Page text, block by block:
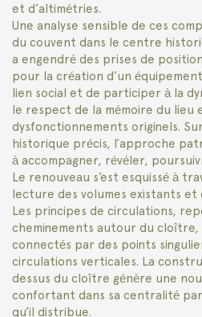
et d’altimétries.
Une analyse sensible de ces
du couvent dans le centre
a engendré des prises de
pour la création d’un
lien social et de participer à la
le respect de la mémoire du
dysfonctionnements originels.
historique précis, l’approche
à accompagner, révéler,
Le renouveau s’est esquissé à
lecture des volumes existants et
Les principes de circulations,
cheminements autour du cloître,
connectés par des points
circulations verticales. La
dessus du cloître génère une
confortant dans sa centralité
qu’il distribue.